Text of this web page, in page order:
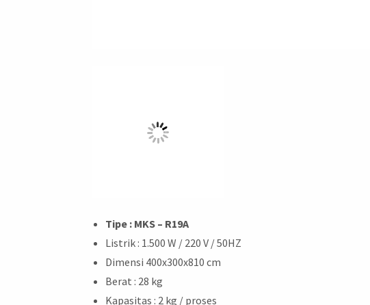
Tipe : MKS – R19A
Listrik : 1.500 W / 220 V / 50HZ
Dimensi 400x300x810 cm
Berat : 28 kg
Kapasitas : 2 kg / proses